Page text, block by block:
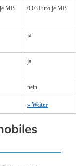
MB 0,03 Euro je MB
ja
ja
nein
» Weiter